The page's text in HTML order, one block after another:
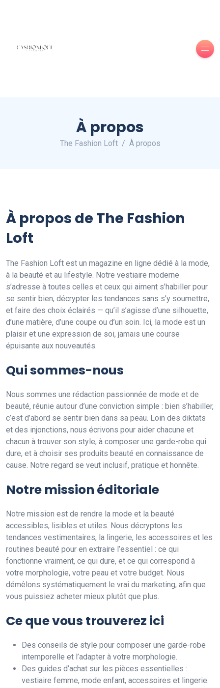
À propos
The Fashion Loft À propos
À propos de The Fashion
Loft
The Fashion Loft est un magazine en ligne dédié à la mode,
à la beauté et au lifestyle. Notre vestiaire moderne
s’adresse à toutes celles et ceux qui aiment s’habiller pour
se sentir bien, décrypter les tendances sans s’y soumettre,
et faire des choix éclairés — qu’il s’agisse d’une silhouette,
d’une matière, d’une coupe ou d’un soin. Ici, la mode est un
plaisir et une expression de soi, jamais une course
épuisante aux nouveautés.
Qui sommes-nous
Nous sommes une rédaction passionnée de mode et de
beauté, réunie autour d’une conviction simple : bien s’habiller,
c’est d’abord se sentir bien dans sa peau. Loin des diktats
et des injonctions, nous écrivons pour aider chacune et
chacun à trouver son style, à composer une garde-robe qui
dure, et à choisir ses produits beauté en connaissance de
cause. Notre regard se veut inclusif, pratique et honnête.
Notre mission éditoriale
Notre mission est de rendre la mode et la beauté
accessibles, lisibles et utiles. Nous décryptons les
tendances vestimentaires, la lingerie, les accessoires et les
routines beauté pour en extraire l’essentiel : ce qui
fonctionne vraiment, ce qui dure, et ce qui correspond à
votre morphologie, votre peau et votre budget. Nous
démêlons systématiquement le vrai du marketing, afin que
vous puissiez acheter mieux plutôt que plus.
Ce que vous trouverez ici
Des conseils de style pour composer une garde-robe
intemporelle et l’adapter à votre morphologie.
Des guides d’achat sur les pièces essentielles :
vestiaire femme, mode enfant, accessoires et lingerie.